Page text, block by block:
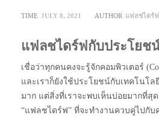
TIME JULY 8, 2021 AUTHOR แฟลชไดร์ฟ
แฟลชไดร์ฟกับประโยช
เชื่อว่าทุกคนคงจะรู้จักคอมพิวเตอร์
และเราก็ยังใช้ประโยชน์กับเทคโนโ
มาก แต่สิ่งที่เราจะพบเห็นบ่อยมากที่สุ
“แฟลชไดร์ฟ” ที่จะทำงานควบคู่ไปกับ